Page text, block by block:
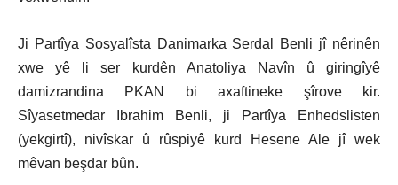
Ji Partîya Sosyalîsta Danimarka Serdal Benli jî nêrinên
xwe yê li ser kurdên Anatoliya Navîn û giringîyê
damizrandina PKAN bi axaftineke şîrove kir.
Sîyasetmedar Ibrahim Benli, ji Partîya Enhedslisten
(yekgirtî), nivîskar û rûspiyê kurd Hesene Ale jî wek
mêvan beşdar bûn.